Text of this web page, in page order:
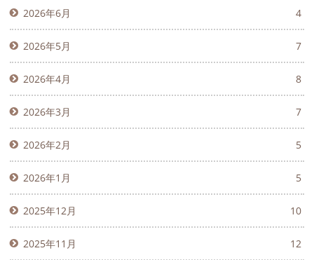
2026年6月 4
2026年5月 7
2026年4月 8
2026年3月 7
2026年2月 5
2026年1月 5
2025年12月 10
2025年11月 12